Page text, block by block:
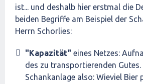
ist... und deshalb hier erstmal die
beiden Begriffe am Beispiel der
Herrn Schorlies:
"Kapazität" eines Netzes:
des zu transportierenden Gutes.
Schankanlage also: Wieviel Bier